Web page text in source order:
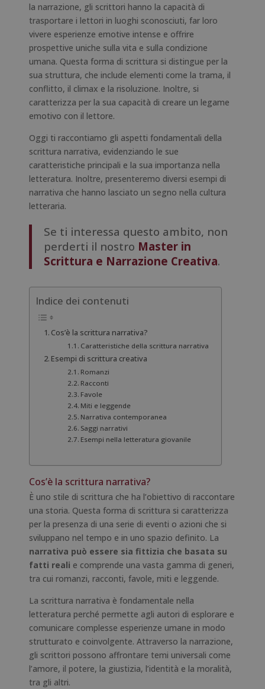
la narrazione, gli scrittori hanno la capacità di
trasportare i lettori in luoghi sconosciuti, far loro
vivere esperienze emotive intense e offrire
prospettive uniche sulla vita e sulla condizione
umana. Questa forma di scrittura si distingue per la
sua struttura, che include elementi come la trama, il
conflitto, il climax e la risoluzione. Inoltre, si
caratterizza per la sua capacità di creare un legame
emotivo con il lettore.
Oggi ti raccontiamo gli aspetti fondamentali della
scrittura narrativa, evidenziando le sue
caratteristiche principali e la sua importanza nella
letteratura. Inoltre, presenteremo diversi esempi di
narrativa che hanno lasciato un segno nella cultura
letteraria.
Se ti interessa questo ambito, non
perderti il nostro Master in
Scrittura e Narrazione Creativa.
Indice dei contenuti
Cos’è la scrittura narrativa?
Caratteristiche della scrittura narrativa
Esempi di scrittura creativa
Romanzi
Racconti
Favole
Miti e leggende
Narrativa contemporanea
Saggi narrativi
Esempi nella letteratura giovanile
Cos’è la scrittura narrativa?
È uno stile di scrittura che ha l’obiettivo di raccontare
una storia. Questa forma di scrittura si caratterizza
per la presenza di una serie di eventi o azioni che si
sviluppano nel tempo e in uno spazio definito. La
narrativa può essere sia fittizia che basata su
fatti reali e comprende una vasta gamma di generi,
tra cui romanzi, racconti, favole, miti e leggende.
La scrittura narrativa è fondamentale nella
letteratura perché permette agli autori di esplorare e
comunicare complesse esperienze umane in modo
strutturato e coinvolgente. Attraverso la narrazione,
gli scrittori possono affrontare temi universali come
l’amore, il potere, la giustizia, l’identità e la moralità,
tra gli altri.